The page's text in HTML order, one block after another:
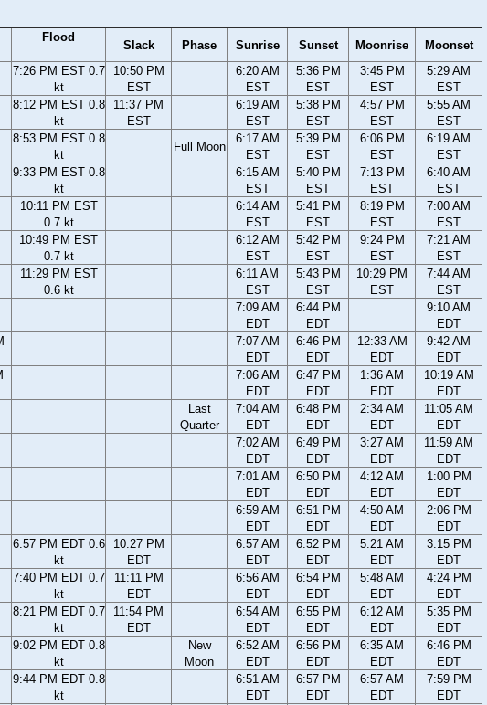
Flood
Slack Phase Sunrise Sunset Moonrise
Moonset
7:26 PM EST 0.7
kt
10:50 PM
EST
6:20 AM
EST
5:36 PM
EST
3:45 PM
EST
5:29 AM
EST
8:12 PM EST 0.8
kt
11:37 PM
EST
6:19 AM
EST
5:38 PM
EST
4:57 PM
EST
5:55 AM
EST
8:53 PM EST 0.8
kt
Full Moon
6:17 AM
EST
5:39 PM
EST
6:06 PM
EST
6:19 AM
EST
9:33 PM EST 0.8
kt
6:15 AM
EST
5:40 PM
EST
7:13 PM
EST
6:40 AM
EST
10:11 PM EST
0.7 kt
6:14 AM
EST
5:41 PM
EST
8:19 PM
EST
7:00 AM
EST
10:49 PM EST
0.7 kt
6:12 AM
EST
5:42 PM
EST
9:24 PM
EST
7:21 AM
EST
11:29 PM EST
0.6 kt
6:11 AM
EST
5:43 PM
EST
10:29 PM
EST
7:44 AM
EST
7:09 AM
EDT
6:44 PM
EDT
9:10 AM
EDT
7:07 AM
EDT
6:46 PM
EDT
12:33 AM
EDT
9:42 AM
EDT
7:06 AM
EDT
6:47 PM
EDT
1:36 AM
EDT
10:19 AM
EDT
Last
Quarter
7:04 AM
EDT
6:48 PM
EDT
2:34 AM
EDT
11:05 AM
EDT
7:02 AM
EDT
6:49 PM
EDT
3:27 AM
EDT
11:59 AM
EDT
7:01 AM
EDT
6:50 PM
EDT
4:12 AM
EDT
1:00 PM
EDT
6:59 AM
EDT
6:51 PM
EDT
4:50 AM
EDT
2:06 PM
EDT
6:57 PM EDT 0.6
kt
10:27 PM
EDT
6:57 AM
EDT
6:52 PM
EDT
5:21 AM
EDT
3:15 PM
EDT
7:40 PM EDT 0.7
kt
11:11 PM
EDT
6:56 AM
EDT
6:54 PM
EDT
5:48 AM
EDT
4:24 PM
EDT
8:21 PM EDT 0.7
kt
11:54 PM
EDT
6:54 AM
EDT
6:55 PM
EDT
6:12 AM
EDT
5:35 PM
EDT
9:02 PM EDT 0.8
kt
New
Moon
6:52 AM
EDT
6:56 PM
EDT
6:35 AM
EDT
6:46 PM
EDT
9:44 PM EDT 0.8
kt
6:51 AM
EDT
6:57 PM
EDT
6:57 AM
EDT
7:59 PM
EDT